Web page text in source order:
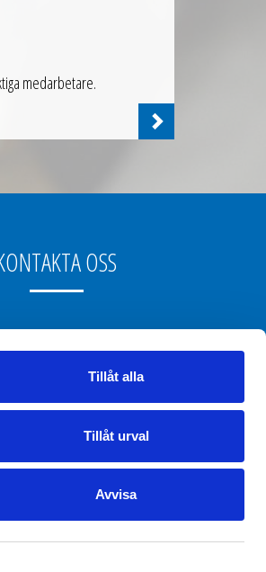
Tillåt alla
Tillåt urval
Avvisa
medarbetare.
OSS
+46 18 16 06 00
post: info@sallen.se